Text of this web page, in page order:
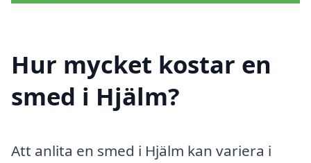
Hur mycket kostar en
smed i Hjälm?
Att anlita en smed i Hjälm kan variera i